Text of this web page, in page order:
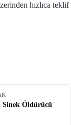
hızlıca teklif
Sinek Öldürücü